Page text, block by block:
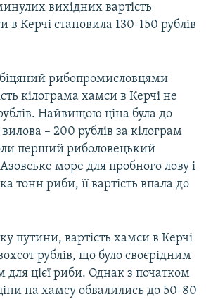
вихідних вартість
в Керчі становила 130-150 рублів
рибопромисловцями
кілограма хамси в Керчі не
Найвищою ціна була до
– 200 рублів за кілограм
перший риболовецький
море для пробного лову і
тонн риби, її вартість впала до
путини, вартість хамси в Керчі
рублів, що було своєрідним
для цієї риби. Однак з початком
на хамсу обвалились до 50-80